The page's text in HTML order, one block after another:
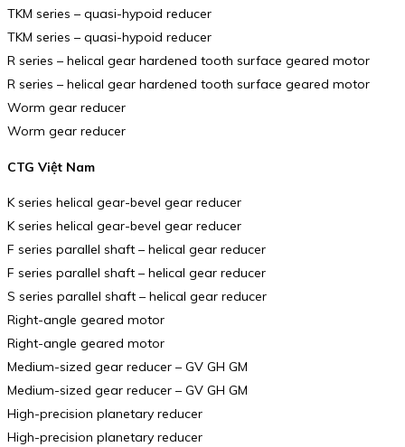
TKM series – quasi-hypoid reducer
TKM series – quasi-hypoid reducer
R series – helical gear hardened tooth surface geared motor
R series – helical gear hardened tooth surface geared motor
Worm gear reducer
Worm gear reducer
CTG Việt Nam
K series helical gear-bevel gear reducer
K series helical gear-bevel gear reducer
F series parallel shaft – helical gear reducer
F series parallel shaft – helical gear reducer
S series parallel shaft – helical gear reducer
Right-angle geared motor
Right-angle geared motor
Medium-sized gear reducer – GV GH GM
Medium-sized gear reducer – GV GH GM
High-precision planetary reducer
High-precision planetary reducer